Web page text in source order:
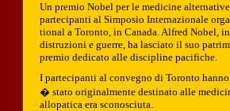
Un premio Nobel per le medicine
partecipanti al Simposio Internazionale
tional a Toronto, in Canada. Alfred Nobel,
distruzioni e guerre, ha lasciato il suo
premio dedicato alle discipline pacifiche.
I partecipanti al convegno di Toronto
� stato originalmente destinato alle
allopatica era sconosciuta.